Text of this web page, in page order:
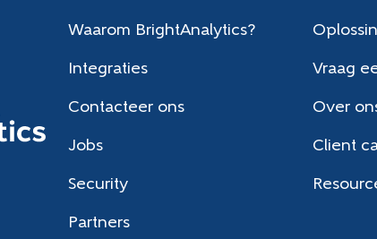
Waarom BrightAnalytics?
Integraties Vraag
Contacteer ons Over
Jobs Client
Security
Partners